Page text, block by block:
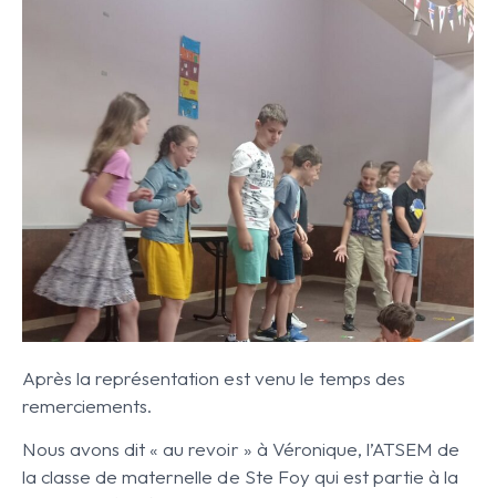
Après la représentation est venu le temps des
remerciements.
Nous avons dit « au revoir » à Véronique, l’ATSEM de
la classe de maternelle de Ste Foy qui est partie à la